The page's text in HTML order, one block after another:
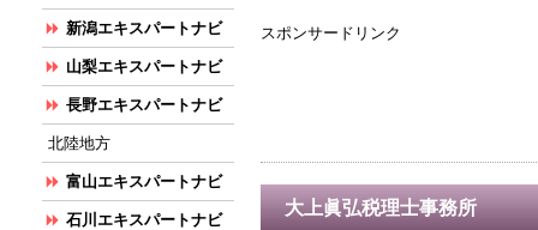
スポンサードリンク
大上眞弘税理士事務所
新潟エキスパートナビ
山梨エキスパートナビ
長野エキスパートナビ
北陸地方
富山エキスパートナビ
石川エキスパートナビ